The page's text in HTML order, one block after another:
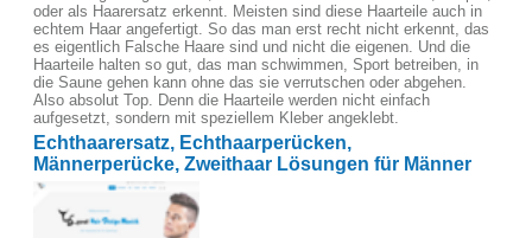
oder als Haarersatz erkennt. Meisten sind diese Haarteile auch in
echtem Haar angefertigt. So das man erst recht nicht erkennt, das
es eigentlich Falsche Haare sind und nicht die eigenen. Und die
Haarteile halten so gut, das man schwimmen, Sport betreiben, in
die Saune gehen kann ohne das sie verrutschen oder abgehen.
Also absolut Top. Denn die Haarteile werden nicht einfach
aufgesetzt, sondern mit speziellem Kleber angeklebt.
Echthaarersatz, Echthaarperücken,
Männerperücke, Zweithaar Lösungen für Männer